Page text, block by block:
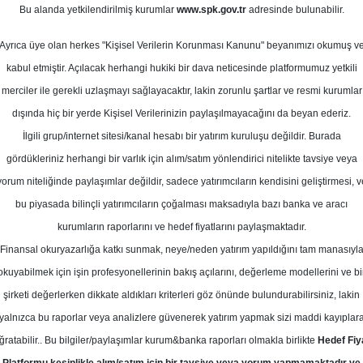
2024
Potansiyeli
Kurum Sayısı
8 4
Paralel
Get.
2
Salı, 12 Kasım 2024
Finansman CCOLA Hedef Fiyat
Coca Cola İçecek için hedef
ise 'Endeks Üstü Getiri'
Bu alanda yetkilendirilmiş kurumlar www.spk.gov.tradresinde bulunabilir.
Ayrıca üye olan herkes "Kişisel Verilerin Korunması Kanunu" beyanımızı okumuş ve
kabul etmiştir. Açılacak herhangi hukiki bir dava neticesinde platformumuz yetkili
merciler ile gerekli uzlaşmayı sağlayacaktır, lakin zorunlu şartlar ve resmi kurumlar
dışında hiç bir yerde Kişisel Verilerinizin paylaşılmayacağını da beyan ederiz.
İlgili grup/internet sitesi/kanal hesabı bir yatırım kuruluşu değildir. Burada
gördükleriniz herhangi bir varlık için alım/satım yönlendirici nitelikte tavsiye veya
niteliğinde paylaşımlar değildir, sadece yatırımcıların kendisini geliştirmesi,
bu piyasada bilinçli yatırımcıların çoğalması maksadıyla bazı banka ve aracı
kurumların raporlarını ve hedef fiyatlarını paylaşmaktadır.
Finansal okuryazarlığa katkı sunmak, neye/neden yatırım yapıldığını tam manasıyla
için işin profesyonellerinin bakış açılarını, değerleme modellerini ve
şirketi değerlerken dikkate aldıkları kriterleri göz önünde bulundurabilirsiniz, lakin
yalnızca bu raporlar veya analizlere güvenerek yatırım yapmak sizi maddi
Bu bilgiler/paylaşımlar kurum&banka raporları olmakla birlikte Hedef